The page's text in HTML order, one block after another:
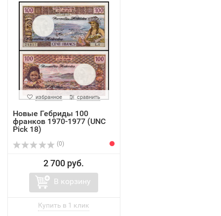
избранное сравнить
Новые Гебриды 100
франков 1970-1977 (UNC
Pick 18)
(0)
2 700 руб.
В корзину